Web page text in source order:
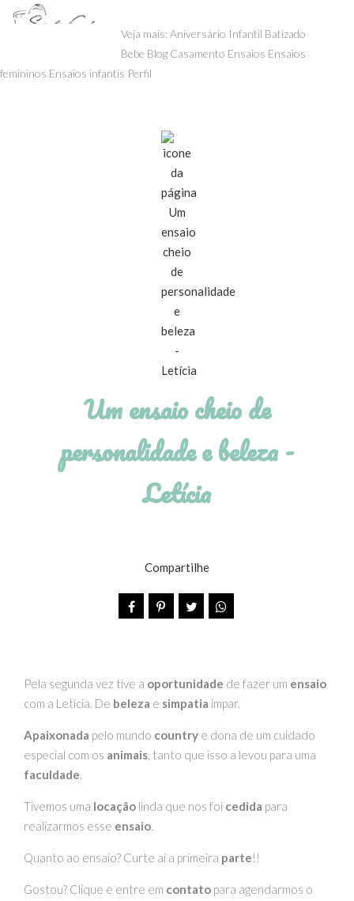
Veja mais:Aniversário Infantil Batizado
Bebe Blog Casamento Ensaios Ensaios
femininos Ensaios infantis Perfil
Um ensaio cheio de
personalidade e beleza -
Letícia
Compartilhe
Pela segunda vez tive a oportunidade de fazer um ensaio
com a Letícia. De beleza e simpatia impar.
Apaixonada pelo mundo country e dona de um cuidado
especial com os animais, tanto que isso a levou para uma
faculdade.
Tivemos uma locação linda que nos foi cedida para
realizarmos esse ensaio.
Quanto ao ensaio? Curte aí a primeira parte!!
Gostou? Clique e entre em contato para agendarmos o